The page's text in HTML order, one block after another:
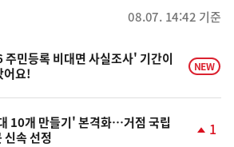
08.07. 14:42 기준
민등록 비대면 사실조사' 기간이
어요!
NEW
10개 만들기' 본격화…거점 국립
신속 선정
1